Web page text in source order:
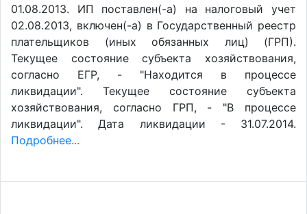
01.08.2013. ИП поставлен(-a) на налоговый учет
02.08.2013, включен(-a) в Государственный реестр
плательщиков (иных обязанных лиц) (ГРП).
Текущее состояние субъекта хозяйствования,
согласно ЕГР, - "Находится в процессе
ликвидации". Текущее состояние субъекта
хозяйствования, согласно ГРП, - "В процессе
ликвидации". Дата ликвидации - 31.07.2014.
Подробнее...